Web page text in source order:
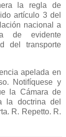
la regla de
artículo 3 del
nacional a
de evidente
del transporte
apelada en
Notifíquese y
la Cámara de
la doctrina del
R. Repetto. R.